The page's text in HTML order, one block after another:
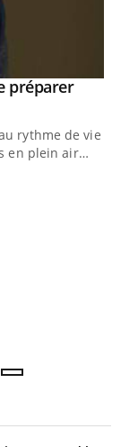
préparer
rythme de vie !
en plein air…